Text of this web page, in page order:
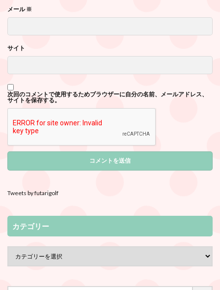
メール※
サイト
次回のコメントで使用するためブラウザーに自分の名前、メールアドレス、
サイトを保存する。
Tweets by futarigolf
カテゴリー